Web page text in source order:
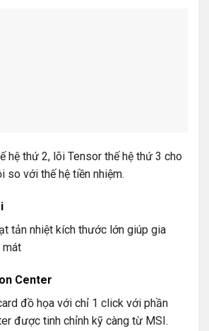
hệ thứ 2, lõi Tensor thế hệ thứ 3 cho
so với thế hệ tiền nhiệm.
tản nhiệt kích thước lớn giúp gia
mát
Center
đồ họa với chỉ 1 click với phần
được tinh chỉnh kỹ càng từ MSI.